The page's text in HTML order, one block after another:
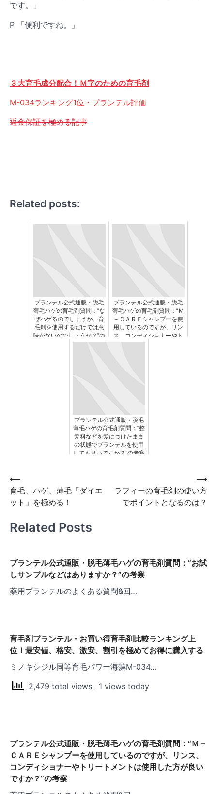
です。」
P 「便利ですね。」
３大育毛成分配合！Ｍ字のための育毛剤
M-034ランキング1位・プランテル評価
返金保証を極める記事
Related posts:
プランテル公式通販・脱毛
薄毛ハゲの育毛剤質問：“な
ぜハゲるのでしょうか。育
毛剤を使用するだけでは意
味がないのでしょうか？”の
考察
プランテル公式通販・脱毛
薄毛ハゲの育毛剤質問：“Ｍ
－ＣＡＲＥシャンプーを使
用しているのですが、リン
ス、コンディショナーやト
リートメントは使用した方
プランテル公式通販・脱毛
薄毛ハゲの育毛剤質問：“整
髪料などを髪につけたまま
の状態でプランテルを使用
しても良いですか？”の考察
投
稿
ナ
ビ
シ
ョ
⟵
育毛、ハゲ、薄毛「ダイエ
ット」を極める！
ラフィーの育毛剤の使い方
でポイントとなるのは？
⟶
Related Posts
プランテル公式通販・脱毛薄毛ハゲの育毛剤質問：“お試
しサンプルなどはありますか？”の考察
薬用プランテルのよくある質問&回…
育毛剤プランテル・お買い得育毛剤比較ランキング上
位！最安値、格安、激安、割引を極めてお得に購入する
ミノキシジル同等育毛パワー海藻M-034…
2,479 total views, 1 views today
プランテル公式通販・脱毛薄毛ハゲの育毛剤質問：“Ｍ－
ＣＡＲＥシャンプーを使用しているのですが、リンス、
コンディショナーやトリートメントは使用した方が良い
ですか？”の考察